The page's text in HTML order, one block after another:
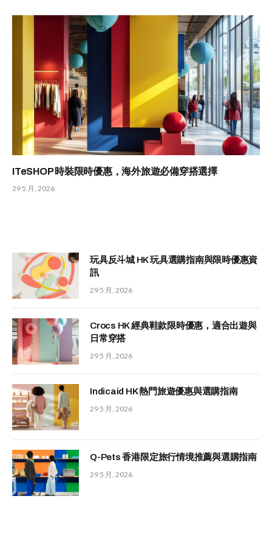
ITeSHOP 時裝限時優惠，海外旅遊必備穿搭選擇
29 5 月, 2026
玩具反斗城 HK 玩具選購指南與限時優惠資
訊
29 5 月, 2026
Crocs HK 經典鞋款限時優惠，適合出遊與
日常穿搭
29 5 月, 2026
Indicaid HK 熱門旅遊優惠與選購指南
29 5 月, 2026
Q-Pets 香港限定旅行情境推薦與選購指南
29 5 月, 2026